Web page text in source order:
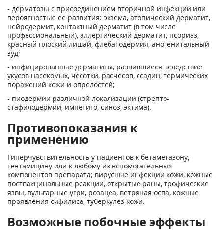
- дерматозы с присоединением вторичной инфекции или
вероятностью ее развития: экзема, атопический дерматит,
нейродермит, контактный дерматит (в том числе
профессиональный), аллергический дерматит, псориаз,
красный плоский лишай, флебатодермия, аногенитальный
зуд;
- инфицированные дерматиты, развившиеся вследствие
укусов насекомых, чесотки, расчесов, ссадин, термических
поражений кожи и опрелостей;
- пиодермии различной локализации (стрепто-
стафилодермии, импетиго, синоз, эктима).
Противопоказания к
применению
Гиперчувствительность у пациентов к бетаметазону,
гентамицину или к любому из вспомогательных
компонентов препарата; вирусные инфекции кожи, кожные
поствакцинальные реакции, открытые раны, трофические
язвы, вульгарные угри, розацеа, ветряная оспа, кожные
проявления сифилиса, туберкулез кожи.
Возможные побочные эффекты